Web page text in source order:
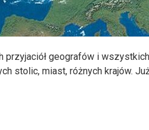
przyjaciół geografów i
stolic, miast, różnych krajów.